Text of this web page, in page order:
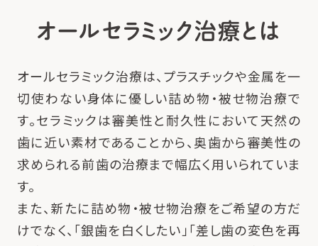
オールセラミック治療とは
オールセラミック治療は、プラスチックや金属を一
切使わない身体に優しい詰め物・被せ物治療で
す。セラミックは審美性と耐久性において天然の
歯に近い素材であることから、奥歯から審美性の
求められる前歯の治療まで幅広く用いられていま
す。
また、新たに詰め物・被せ物治療をご希望の方だ
けでなく、「銀歯を白くしたい」「差し歯の変色を再